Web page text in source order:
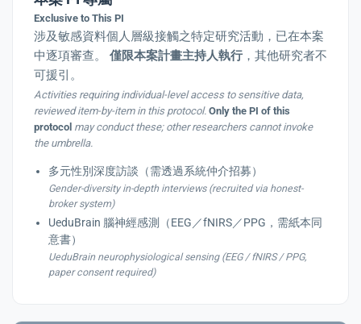
Exclusive to This PI
涉及敏感資料個人層級接觸之特定研究活動，已在本案
中逐項審查。 僅限本案計畫主持人執行 ，其他研究者不
可援引。
Activities requiring individual-level access to sensitive data,
reviewed item-by-item in this protocol. Only the PI of this
protocol may conduct these; other researchers cannot invoke
the umbrella.
多元性別深度訪談（需透過系統仲介招募）
Gender-diversity in-depth interviews (recruited via honest-
broker system)
UeduBrain 腦神經感測（EEG／fNIRS／PPG，需紙本同
意書）
UeduBrain neurophysiological sensing (EEG / fNIRS / PPG,
paper consent required)